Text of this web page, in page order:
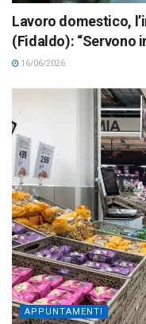
Lavoro domestico,
(Fidaldo): “Servono
16/06/2026
APPUNTAMENTI